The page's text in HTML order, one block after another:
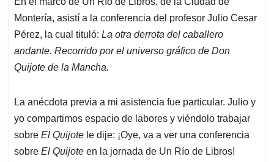
s
A
p
p
b
o
o
k
e
d
I
n
l
a
d
s
Montería, asistí a la conferencia del profesor Julio Cesar
Pérez, la cual tituló: La otra derrota del caballero
andante. Recorrido por el universo gráfico de Don
Quijote de la Mancha.
La anécdota previa a mi asistencia fue particular. Julio y
yo compartimos espacio de labores y viéndolo trabajar
sobre El Quijote le dije: ¡Oye, va a ver una conferencia
sobre El Quijote en la jornada de Un Río de Libros!